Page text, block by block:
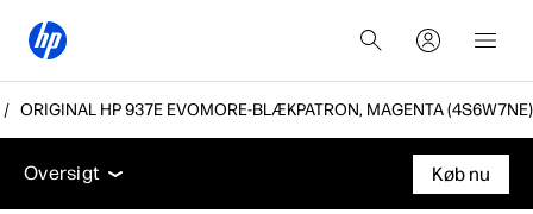
ORIGINAL HP 937E EVOMORE-BLÆKPATRON, MAGENTA (4S6W7NE)
Oversigt
Support
Oversigt
Køb nu